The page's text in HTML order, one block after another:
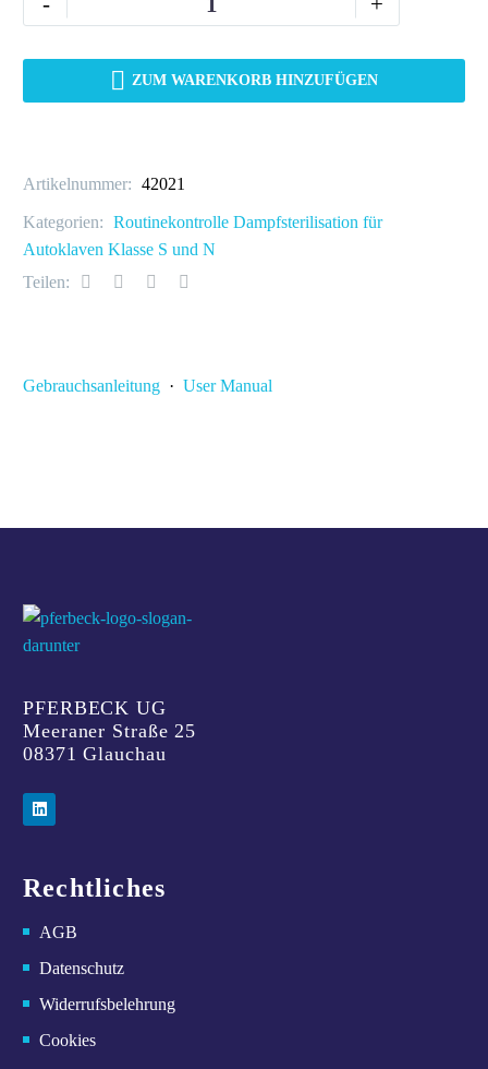
ZUM WARENKORB HINZUFÜGEN
Artikelnummer: 42021
Kategorien: Routinekontrolle Dampfsterilisation für
Autoklaven Klasse S und N
Teilen:
Gebrauchsanleitung · User Manual
PFERBECK UG
Meeraner Straße 25
08371 Glauchau
Rechtliches
AGB
Datenschutz
Widerrufsbelehrung
Cookies